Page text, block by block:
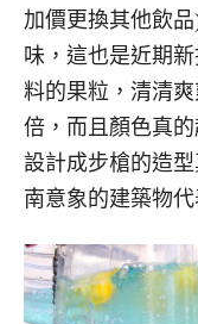
加價更換其他飲
味，這也是近期
料的果粒，清清
倍，而且顏色真的
設計成步槍的造
南意象的建築物